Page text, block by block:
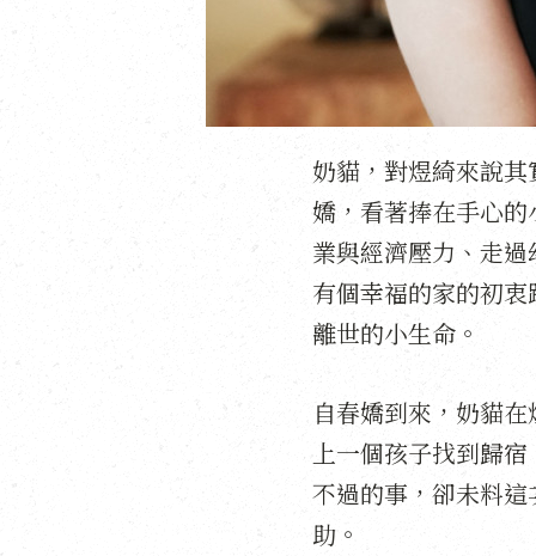
奶貓，對煜綺來說
嬌，看著捧在手心
業與經濟壓力、走
有個幸福的家的初
離世的小生命。
自春嬌到來，奶貓
上一個孩子找到歸
不過的事，卻未料
助。